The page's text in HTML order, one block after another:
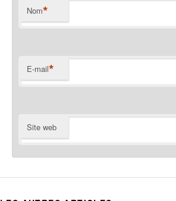
Nom*
E-mail*
Site web